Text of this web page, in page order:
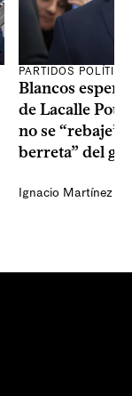
PARTIDOS
Blancos
de Lacalle Pou
no se “rebaje”
berreta” del
Ignacio Martínez